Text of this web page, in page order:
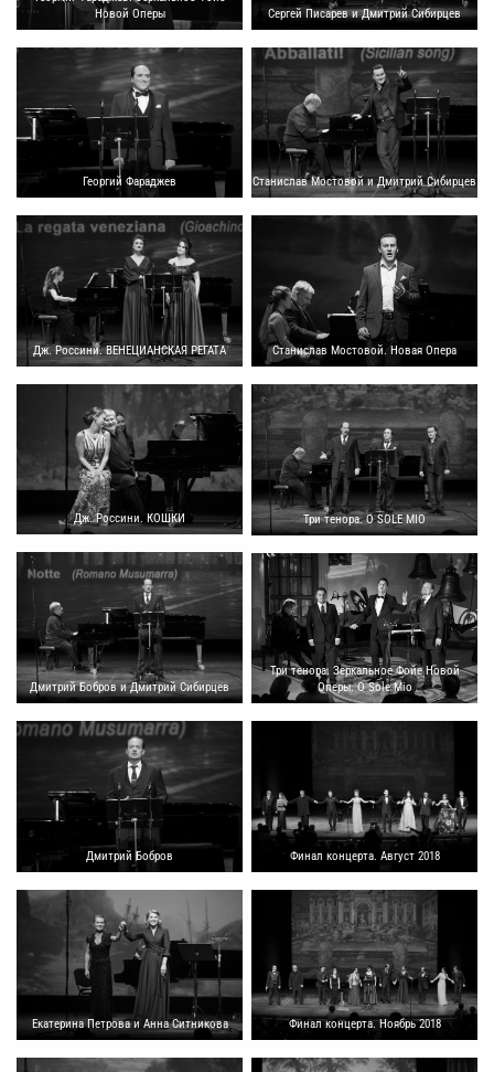
Новой Оперы
Георгий Фараджев
Дж. Россини. ВЕНЕЦИАНСКАЯ РЕГАТА
Дж. Россини. КОШКИ
Дмитрий Бобров и Дмитрий Сибирцев
Дмитрий Бобров
Екатерина Петрова и Анна Ситникова
Сергей Писарев и Дмитрий Сибирцев
Станислав Мостовой и Дмитрий Сибирцев
Станислав Мостовой. Новая Опера
Три тенора. O SOLE MIO
Три тенора. Зеркальное Фойе Новой
Оперы. O Sole Mio
Финал концерта. Август 2018
Финал концерта. Ноябрь 2018